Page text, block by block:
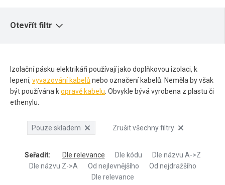
Otevřít filtr
Izolační pásku elektrikáři používají jako doplňkovou izolaci, k
lepení, vyvazování kabelů nebo označení kabelů. Neměla by však
být používána kopravě kabelu . Obvykle bývá vyrobena z plastu či
ethenylu.
Pouze skladem Zrušit všechny filtry
Seřadit: Dle relevance Dle kódu
Dle názvu A->Z
Dle názvu Z->A
Od nejlevnějšího
Od nejdražšího
Dle relevance